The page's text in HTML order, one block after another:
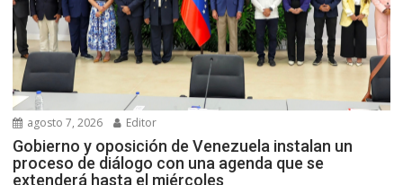
agosto 7, 2026 Editor
Gobierno y oposición de Venezuela instalan un
proceso de diálogo con una agenda que se
extenderá hasta el miércoles